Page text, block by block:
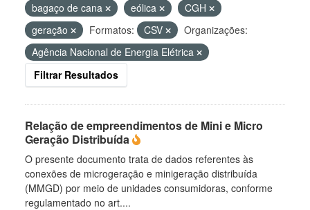
bagaço de cana
eólica
CGH
geração
Formatos: CSV
Organizações:
Agência Nacional de Energia Elétrica
Filtrar Resultados
Relação de empreendimentos de Mini e Micro
Geração Distribuída
O presente documento trata de dados referentes às
conexões de microgeração e minigeração distribuída
(MMGD) por meio de unidades consumidoras, conforme
regulamentado no art....